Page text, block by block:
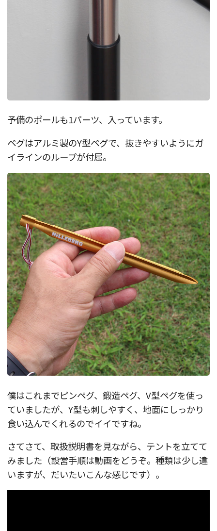
予備のポールも1パーツ、入っています。
ペグはアルミ製のY型ペグで、抜きやすいようにガ
イラインのループが付属。
僕はこれまでピンペグ、鍛造ペグ、V型ペグを使っ
ていましたが、Y型も刺しやすく、地面にしっかり
食い込んでくれるのでイイですね。
さてさて、取扱説明書を見ながら、テントを立てて
みました（設営手順は動画をどうぞ。種類は少し違
いますが、だいたいこんな感じです）。